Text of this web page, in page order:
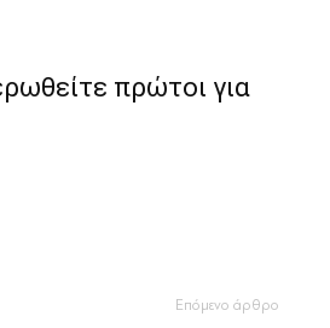
πρώτοι για
Επόμενο άρθρο